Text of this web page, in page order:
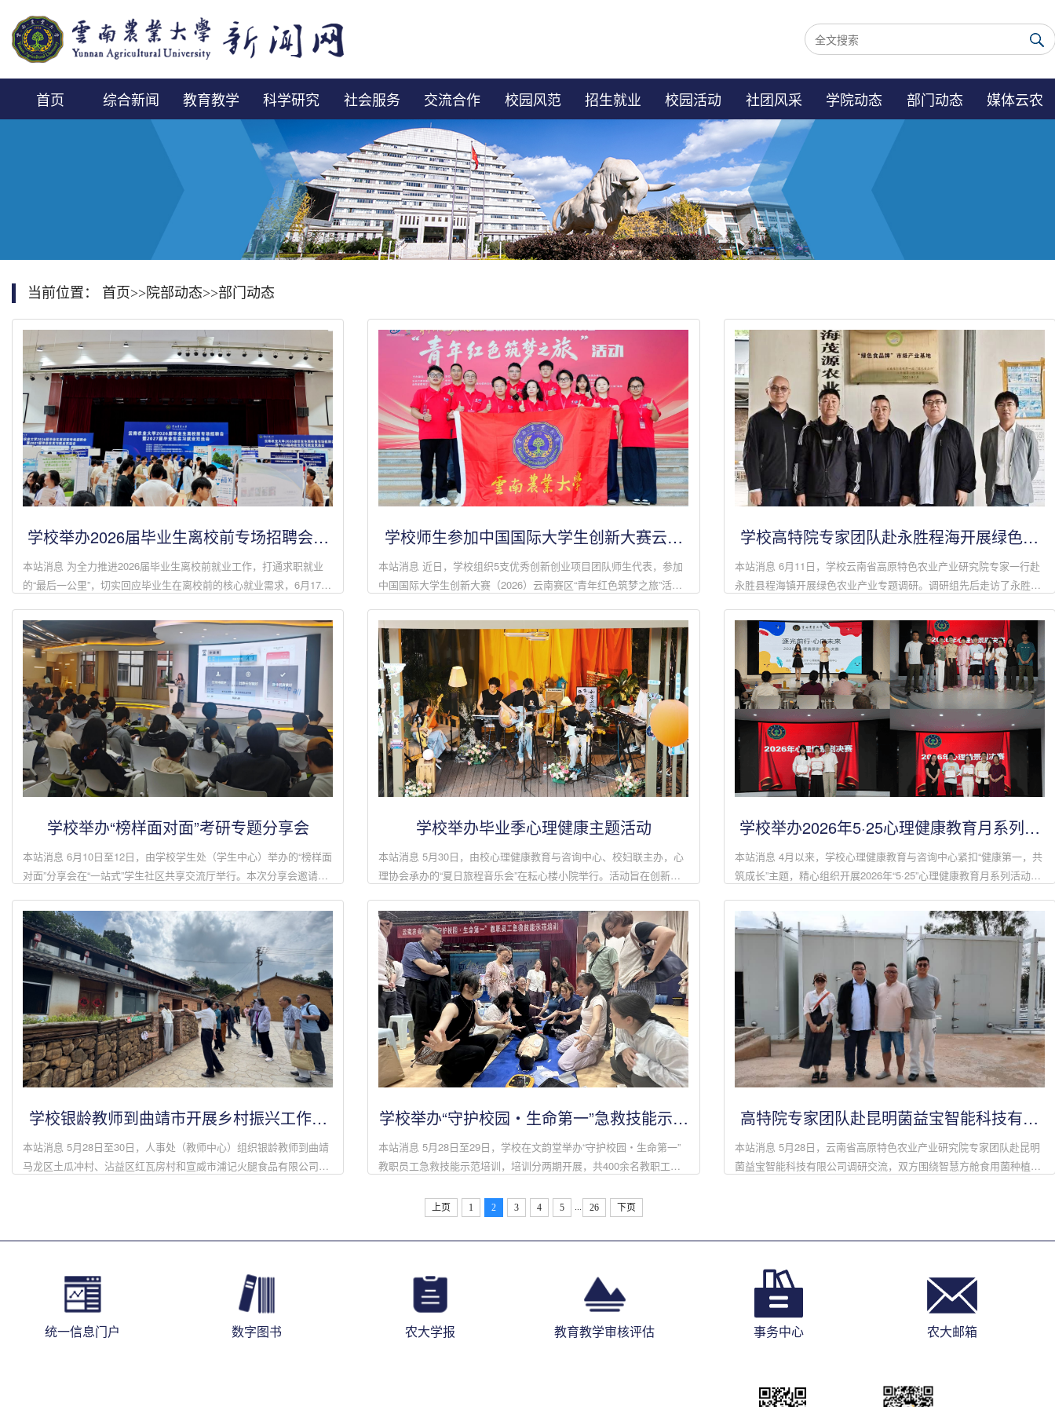
首页 综合新闻 教育教学 科学研究 社会服务 交流合作 校园风范 招生就业 校园活动 社团风采 学院动态 部门动态 媒体云农
当前位置： 首页>>院部动态>>部门动态
学校举办2026届毕业生离校前专场招聘会暨
本站消息 为全力推进2026届毕业生离校前就业工作，打通求职就业
的“最后一公里”，切实回应毕业生在离校前的核心就业需求，6月17
2027届毕业生实习...
学校师生参加中国国际大学生创新大赛云南
本站消息 近日，学校组织5支优秀创新创业项目团队师生代表，参加
中国国际大学生创新大赛（2026）云南赛区“青年红色筑梦之旅”活
场分享科创助农...
学校高特院专家团队赴永胜程海开展绿色农
本站消息 6月11日，学校云南省高原特色农业产业研究院专家一行赴
永胜县程海镇开展绿色农业产业专题调研。调研组先后走访了永胜程
碧根果、油橄榄产...
学校举办“榜样面对面”考研专题分享会
本站消息 6月10日至12日，由学校学生处（学生中心）举办的“榜样面
对面”分享会在“一站式”学生社区共享交流厅举行。本次分享会邀请9
实战经验，开...
学校举办毕业季心理健康主题活动
本站消息 5月30日，由校心理健康教育与咨询中心、校妇联主办，心
理协会承办的“夏日旅程音乐会”在耘心楼小院举行。活动旨在创新心
灵减压之旅”...
学校举办2026年5·25心理健康教育月系列活
本站消息 4月以来，学校心理健康教育与咨询中心紧扣“健康第一，共
筑成长”主题，精心组织开展2026年“5·25”心理健康教育月系列活动。
幕。随后开...
学校银龄教师到曲靖市开展乡村振兴工作调
本站消息 5月28日至30日，人事处（教师中心）组织银龄教师到曲靖
马龙区土瓜冲村、沾益区红瓦房村和宣威市浦记火腿食品有限公司调
学校举办“守护校园・生命第一”急救技能示范
本站消息 5月28日至29日，学校在文韵堂举办“守护校园・生命第一”
教职员工急救技能示范培训，培训分两期开展，共400余名教职工参
体化教学模式，...
高特院专家团队赴昆明菌益宝智能科技有限
本站消息 5月28日，云南省高原特色农业产业研究院专家团队赴昆明
菌益宝智能科技有限公司调研交流，双方围绕智慧方舱食用菌种植技
上页 1 2 3 4 5 26 下页
统一信息门户 数字图书 农大学报 教育教学审核评估 事务中心 农大邮箱